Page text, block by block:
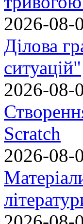
2026-08-
Ділова
ситуацій"
2026-08-
Scratch
2026-08-